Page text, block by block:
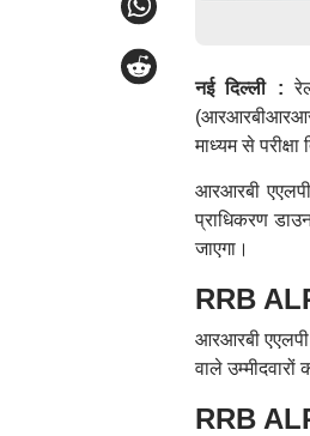
नई दिल्ली :
माध्यम से
आरआरबी
प्राधिकरण
जाएगा।
RRB
आरआरबी एएलपी
वाले
RRB